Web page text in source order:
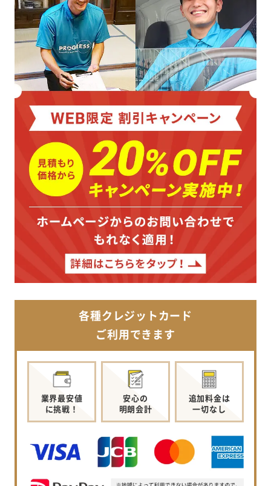
各種クレジットカード
ご利用できます
業界最安値
に挑戦！
安心の
明朗会計
追加料金は
一切なし